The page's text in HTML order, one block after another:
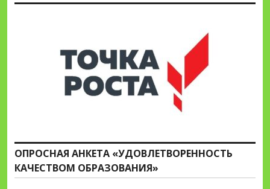
ОПРОСНАЯ АНКЕТА «УДОВЛЕТВОРЕННОСТЬ
КАЧЕСТВОМ ОБРАЗОВАНИЯ»